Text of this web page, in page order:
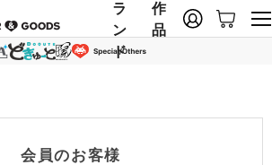
ラ
ン
ド
作
品
会員のお客様